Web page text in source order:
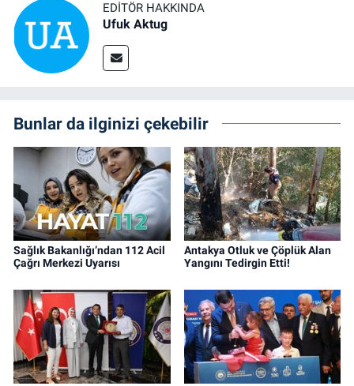
EDITÖR HAKKINDA
Ufuk Aktug
Bunlar da ilginizi çekebilir
Sağlık Bakanlığı’ndan 112 Acil
Çağrı Merkezi Uyarısı
Antakya Otluk ve Çöplük Alan
Yangını Tedirgin Etti!